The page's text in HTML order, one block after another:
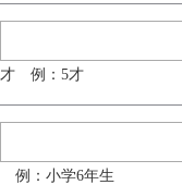
才 例：5才
例：小学6年生